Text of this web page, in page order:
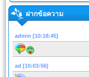
ฝากข้อความ